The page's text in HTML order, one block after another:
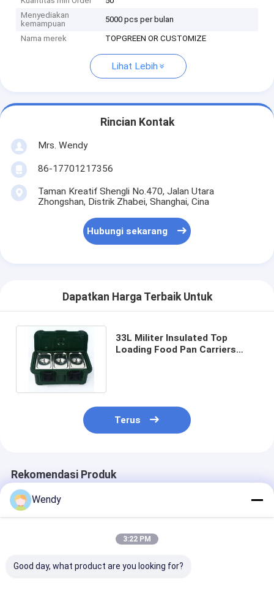
Menyediakan
kemampuan
5000 pcs per bulan
Nama merek TOPGREEN OR CUSTOMIZE
Lihat Lebih
Rincian Kontak
Mrs. Wendy
86-17701217356
Taman Kreatif Shengli No.470, Jalan Utara
Zhongshan, Distrik Zhabei, Shanghai, Cina
Hubungi sekarang
Dapatkan Harga Terbaik Untuk
33L Militer Insulated Top
Loading Food Pan Carriers
Terus
Rekomendasi Produk
Wendy
3:22 PM
Good day, what product are you looking for?